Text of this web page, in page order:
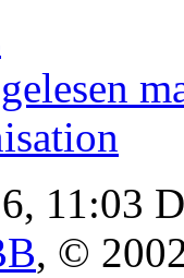
11:03
, ©